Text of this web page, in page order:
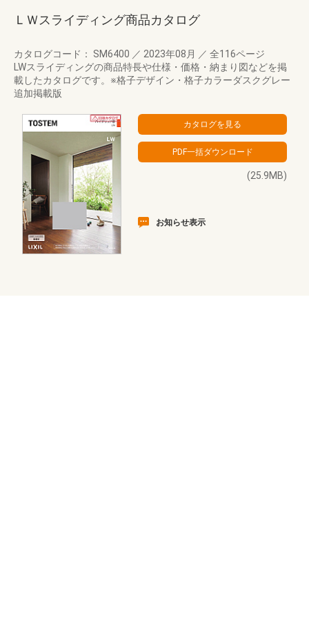
ＬＷスライディング商品カタログ
カタログコード： SM6400 ／ 2023年08月 ／ 全116ページ
LWスライディングの商品特長や仕様・価格・納まり図などを掲
載したカタログです。※格子デザイン・格子カラーダスクグレー
追加掲載版
(25.9MB)
お知らせ表示